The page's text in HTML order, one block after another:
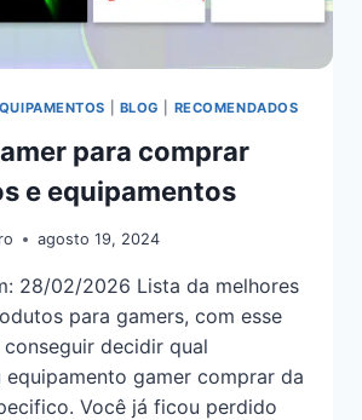
BLOG RECOMENDADOS
para comprar
e equipamentos
agosto 19, 2024
28/02/2026 Lista da melhores
para gamers, com esse
decidir qual
gamer comprar da
Você já ficou perdido